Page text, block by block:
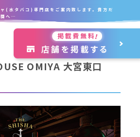
(水タバコ)専門店をご案内致します。貴方だ
間へ…
OMIYA 大宮東口